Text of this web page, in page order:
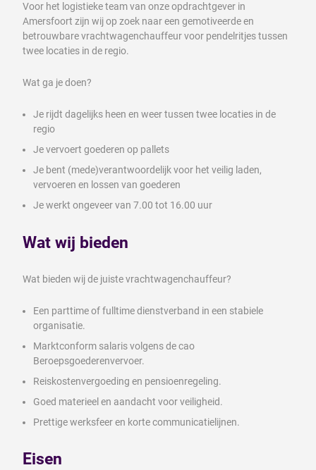
Voor het logistieke team van onze opdrachtgever in
Amersfoort zijn wij op zoek naar een gemotiveerde en
betrouwbare vrachtwagenchauffeur voor pendelritjes tussen
twee locaties in de regio.
Wat ga je doen?
Je rijdt dagelijks heen en weer tussen twee locaties in de
regio
Je vervoert goederen op pallets
Je bent (mede)verantwoordelijk voor het veilig laden,
vervoeren en lossen van goederen
Je werkt ongeveer van 7.00 tot 16.00 uur
Wat wij bieden
Wat bieden wij de juiste vrachtwagenchauffeur?
Een parttime of fulltime dienstverband in een stabiele
organisatie.
Marktconform salaris volgens de cao
Beroepsgoederenvervoer.
Reiskostenvergoeding en pensioenregeling.
Goed materieel en aandacht voor veiligheid.
Prettige werksfeer en korte communicatielijnen.
Eisen